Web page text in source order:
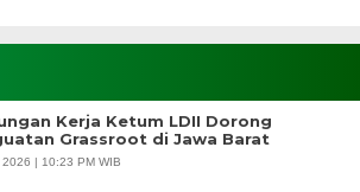
Kerja Ketum LDII Dorong
Grassroot di Jawa Barat
2026 | 10:23 PM WIB